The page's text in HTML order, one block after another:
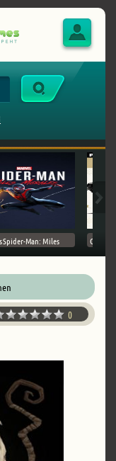
Spider-Man: Miles Ghost
0